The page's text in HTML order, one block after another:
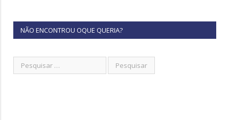
NÃO ENCONTROU OQUE QUERIA?